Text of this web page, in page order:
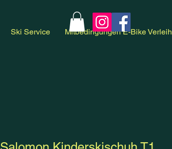
Ski Service Mitbedingungen E-Bike Verleih